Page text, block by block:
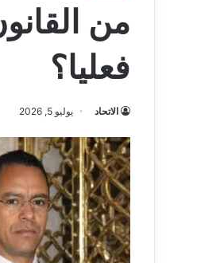
من
فعليا؟
الاتحاد يوليو 5, 2026